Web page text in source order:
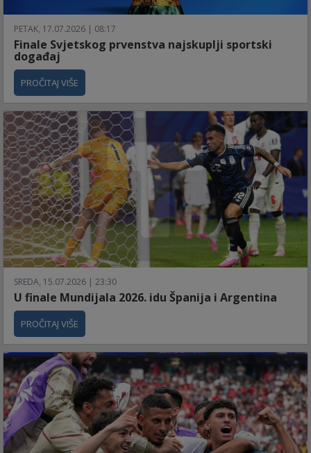
PETAK, 17.07.2026 | 08:17
Finale Svjetskog prvenstva najskuplji sportski
događaj
PROČITAJ VIŠE
SREDA, 15.07.2026 | 23:30
U finale Mundijala 2026. idu Španija i Argentina
PROČITAJ VIŠE